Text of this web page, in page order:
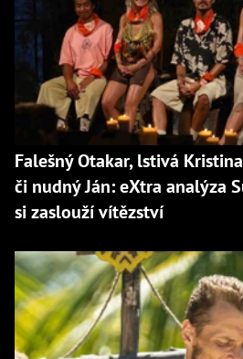
Falešný Otakar, lstivá
či nudný Ján: eXtra analýza
si zaslouží vítězství